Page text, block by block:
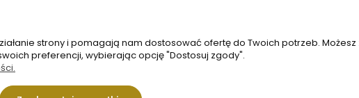
Napisz do nas
strony i pomagają nam dostosować ofertę do Twoich potrzeb.
preferencji, wybierając opcję "Dostosuj zgody".